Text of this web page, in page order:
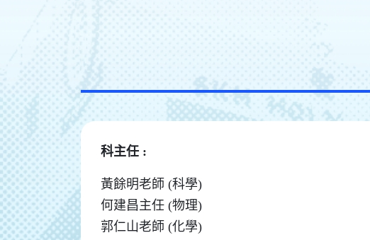
科主任 :
黃餘明老師 (科學)
何建昌主任 (物理)
郭仁山老師 (化學)